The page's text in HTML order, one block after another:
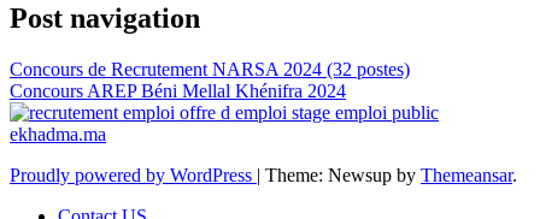
Post navigation
Concours de Recrutement NARSA 2024 (32 postes)
Concours AREP Béni Mellal Khénifra 2024
Proudly powered by WordPress | Theme: Newsup by Themeansar.